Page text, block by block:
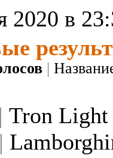
2020 в
|
| Tron
|